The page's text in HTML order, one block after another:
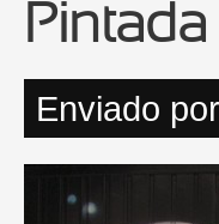
Enviado por